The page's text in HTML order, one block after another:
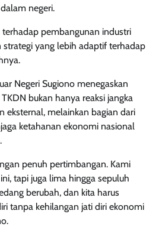
negeri.
pembangunan industri
yang lebih adaptif terhadap
Negeri Sugiono menegaskan
bukan hanya reaksi jangka
eksternal, melainkan bagian dari
ketahanan ekonomi nasional
penuh pertimbangan. Kami
tapi juga lima hingga sepuluh
berubah, dan kita harus
tanpa kehilangan jati diri ekonomi